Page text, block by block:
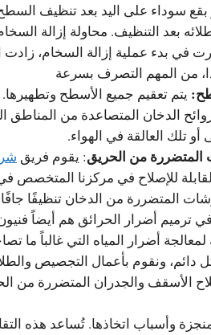
بقع سوداء على اليد بعد تنظيف
بعد التنظيف. محاولة إزالة
في بدء عملية إزالة السخام، زادت
من المهم التصرف بسرعة
يتم تعقيم جميع الأسطح
الدخان المتصاعدة من المناطق
تلك العالقة في الهواء.
المتضررة من الحريق: يقوم فريق
للإصلاح في مركزنا المتخصص في
المتضررة من الدخان تنظيفًا
في ترميم أضرار الحرائق هم أيضاً
لمعالجة أضرار المياه التي غالباً ما
ونقوم بأعمال التجصيص
الأسقف والجدران المتضررة من
وأسباب اتخاذها. تُساعد هذه